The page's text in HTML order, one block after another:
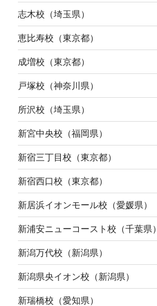
志木校（埼玉県）
恵比寿校（東京都）
成増校（東京都）
戸塚校（神奈川県）
所沢校（埼玉県）
新宮中央校（福岡県）
新宿三丁目校（東京都）
新宿西口校（東京都）
新居浜イオンモール校（愛媛県）
新浦安ニューコースト校（千葉県）
新潟万代校（新潟県）
新潟県央イオン校（新潟県）
新瑞橋校（愛知県）